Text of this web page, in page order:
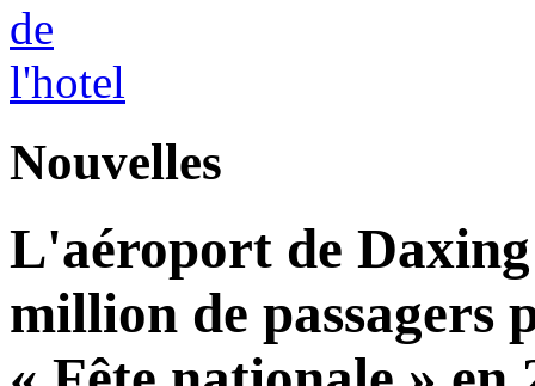
Nouvelles
L'aéroport de
million de passagers